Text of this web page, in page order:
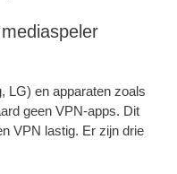
LG) en apparaten zoals
geen VPN-apps. Dit
VPN lastig. Er zijn drie